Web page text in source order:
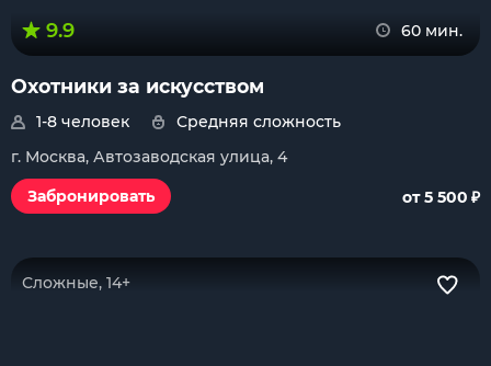
9.9 60 мин.
Охотники за искусством
1-8 человек
Средняя сложность
г. Москва, Автозаводская улица, 4
Забронировать
от 5 500 ₽
Сложные, 14+